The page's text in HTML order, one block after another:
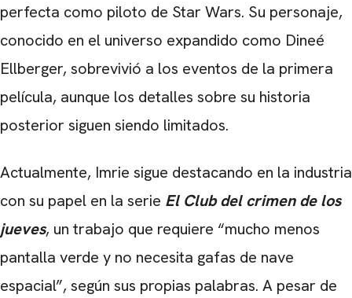
perfecta como piloto de Star Wars. Su personaje,
conocido en el universo expandido como Dineé
Ellberger, sobrevivió a los eventos de la primera
película, aunque los detalles sobre su historia
posterior siguen siendo limitados.
Actualmente, Imrie sigue destacando en la industria
con su papel en la serie El Club del crimen de los
jueves, un trabajo que requiere “mucho menos
pantalla verde y no necesita gafas de nave
espacial”, según sus propias palabras. A pesar de